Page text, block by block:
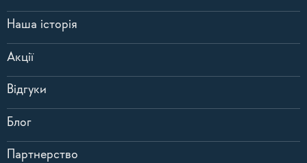
Наша історія
Акції
Відгуки
Блог
Партнерство